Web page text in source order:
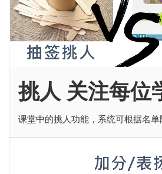
挑人 关注每位
课堂中的挑人功能，系统可根据名单